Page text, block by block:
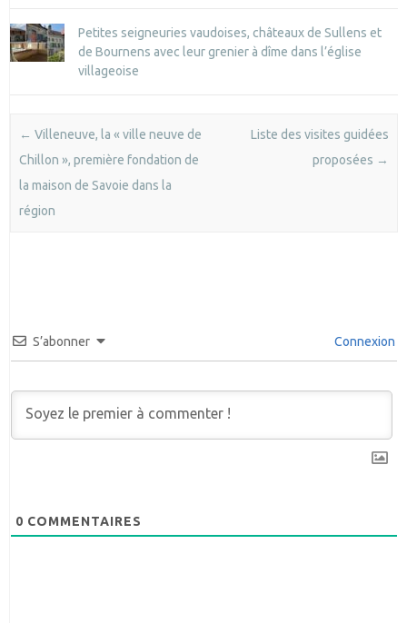
Petites seigneuries vaudoises, châteaux de Sullens et
de Bournens avec leur grenier à dîme dans l’église
villageoise
Post navigation
← Villeneuve, la « ville neuve de
Chillon », première fondation de
la maison de Savoie dans la
région
Liste des visites guidées
proposées →
S’abonner Connexion
0 COMMENTAIRES